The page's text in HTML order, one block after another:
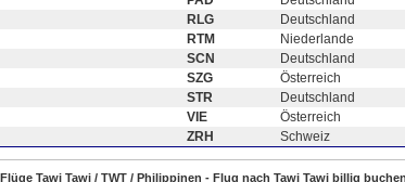
RLG
Deutschland
RTM
Niederlande
SCN
Deutschland
SZG
Österreich
STR
Deutschland
VIE
Österreich
ZRH Schweiz
Tawi Tawi / TWT / Philippinen - Flug nach Tawi Tawi billig buchen